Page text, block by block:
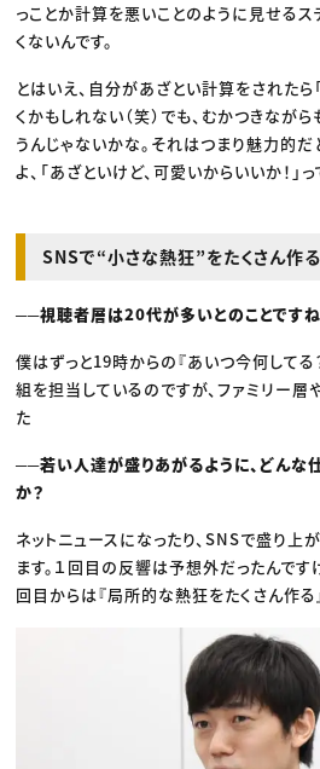
っことか計算を悪いことのように見せる
くないんです。
とはいえ、自分があざとい計算をされたら
くかもしれない（笑）でも、むかつきながら
うんじゃないかな。それはつまり魅力的だ
よ、「あざといけど、可愛いからいいか！」
SNSで“小さな熱狂”をたくさん作
──視聴者層は20代が多いとのことですね
僕はずっと19時からの『あいつ今何してる
組を担当しているのですが、ファミリー
た
──若い人達が盛りあがるように、どんな
か？
ネットニュースになったり、SNSで盛り上
ます。１回目の反響は予想外だったんです
回目からは『局所的な熱狂をたくさん作る